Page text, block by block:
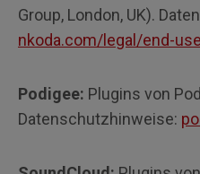
Group, London, UK).
nkoda.com/legal/end-
Podigee: Plugins von
Datenschutzhinweise: